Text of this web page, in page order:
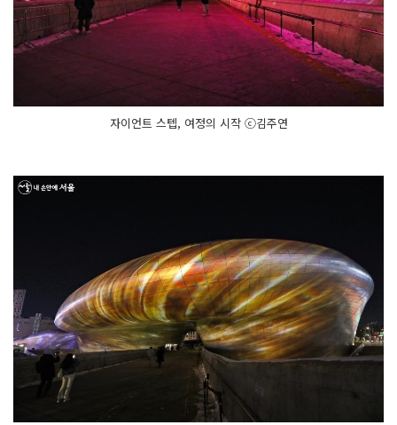
자이언트 스텝, 여정의 시작 ⓒ김주연